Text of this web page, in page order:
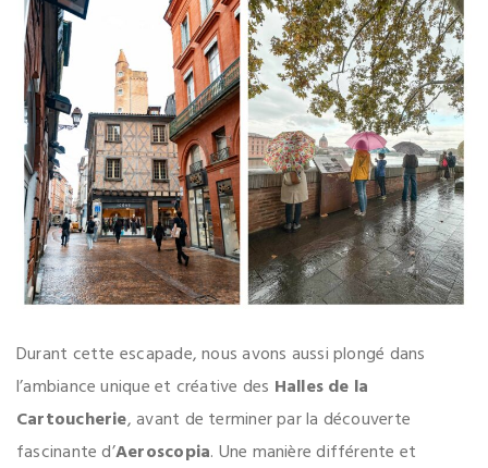
Durant cette escapade, nous avons aussi plongé dans
l’ambiance unique et créative des Halles de la
Cartoucherie, avant de terminer par la découverte
fascinante d’Aeroscopia. Une manière différente et